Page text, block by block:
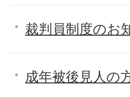
裁判員制度のお
成年被後見人の